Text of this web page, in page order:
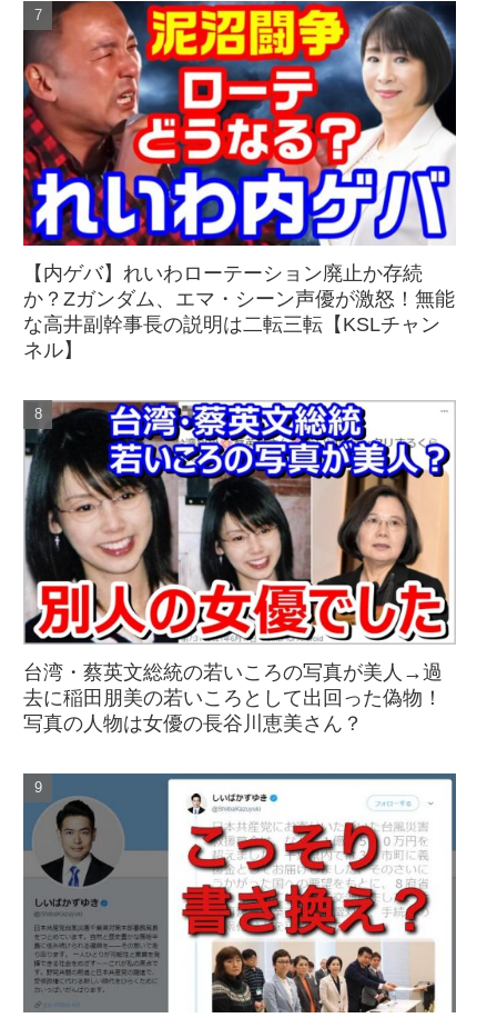
【内ゲバ】れいわローテーション廃止か存続
か？Zガンダム、エマ・シーン声優が激怒！無能
な高井副幹事長の説明は二転三転【KSLチャン
ネル】
台湾・蔡英文総統の若いころの写真が美人→過
去に稲田朋美の若いころとして出回った偽物！
写真の人物は女優の長谷川恵美さん？